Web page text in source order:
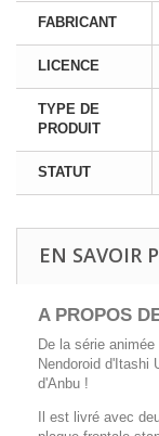
FABRICANT
LICENCE
TYPE DE
PRODUIT
STATUT
EN SAVOIR
A PROPOS
De la série
Nendoroid d'Itashi
d'Anbu !
Il est livré avec